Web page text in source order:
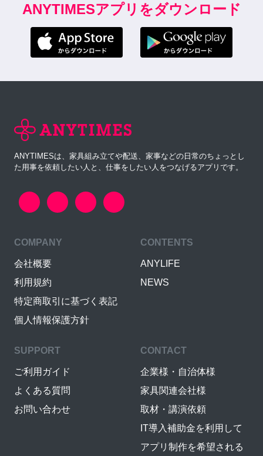
ANYTIMESアプリをダウンロード
ANYTIMESは、家具組み立てや配送、家事などの日常のちょっとし
た用事を依頼したい人と、仕事をしたい人をつなげるアプリです。
COMPANY
会社概要
利用規約
特定商取引に基づく表記
個人情報保護方針
CONTENTS
ANYLIFE
NEWS
SUPPORT
ご利用ガイド
よくある質問
お問い合わせ
CONTACT
企業様・自治体様
家具関連会社様
取材・講演依頼
IT導入補助金を利用して
アプリ制作を希望される